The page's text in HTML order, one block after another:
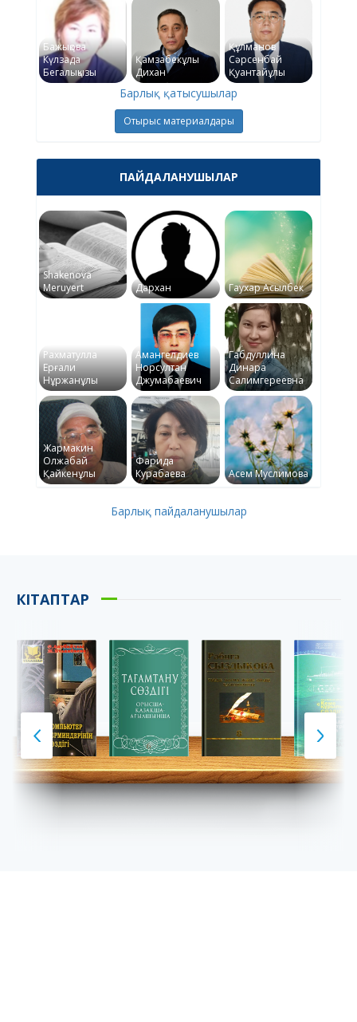
Бажықова
Күлзада
Бегалықызы
Қамзабекұлы
Дихан
Құлманов
Сәрсенбай
Қуантайұлы
Барлық қатысушылар
Отырыс материалдары
ПАЙДАЛАНУШЫЛАР
Shakenova
Meruyert
Дархан Гаухар Асылбек
Рахматулла
Ерғали
Нұржанұлы
Амангелдиев
Норсултан
Джумабаевич
Габдуллина
Динара
Салимгереевна
Жармакин
Олжабай
Қайкенұлы
Фарида
Курабаева
Асем Муслимова
Барлық пайдаланушылар
КІТАПТАР